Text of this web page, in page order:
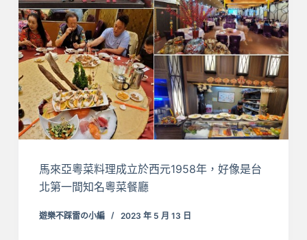
馬來亞粵菜料理成立於西元1958年，好像是台
北第一間知名粵菜餐廳
遊樂不踩雷の小編 2023 年 5 月 13 日